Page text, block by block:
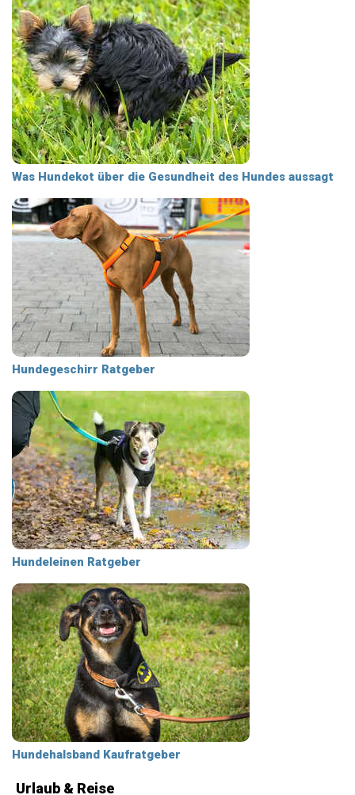
Was Hundekot über die Gesundheit des Hundes aussagt
Hundegeschirr Ratgeber
Hundeleinen Ratgeber
Hundehalsband Kaufratgeber
Urlaub & Reise